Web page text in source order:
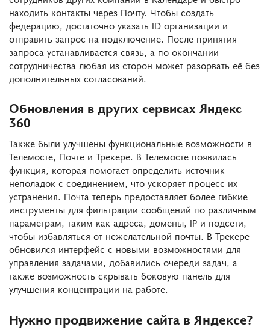
находить контакты через Почту. Чтобы создать
федерацию, достаточно указать ID организации и
отправить запрос на подключение. После принятия
запроса устанавливается связь, а по окончании
сотрудничества любая из сторон может разорвать её без
дополнительных согласований.
Обновления в других сервисах Яндекс
360
Также были улучшены функциональные возможности в
Телемосте, Почте и Трекере. В Телемосте появилась
функция, которая помогает определить источник
неполадок с соединением, что ускоряет процесс их
устранения. Почта теперь предоставляет более гибкие
инструменты для фильтрации сообщений по различным
параметрам, таким как адреса, домены, IP и подсети,
чтобы избавляться от нежелательной почты. В Трекере
обновился интерфейс с новыми возможностями для
управления задачами, добавились очереди задач, а
также возможность скрывать боковую панель для
улучшения концентрации на работе.
Нужно продвижение сайта в Яндексе?